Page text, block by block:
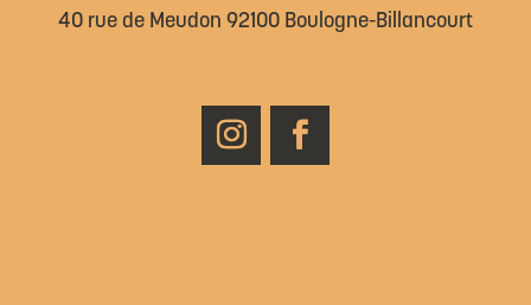
40 rue de Meudon 92100 Boulogne-Billancourt